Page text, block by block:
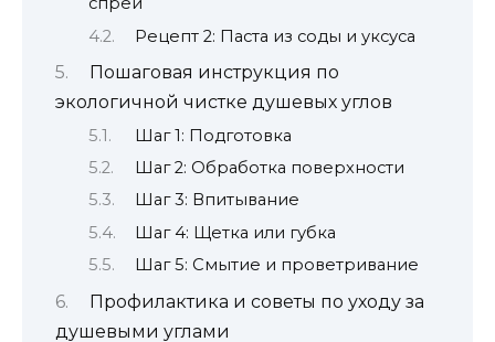
Рецепт 2: Паста из соды и уксуса
Пошаговая инструкция по
экологичной чистке душевых углов
Шаг 1: Подготовка
Шаг 2: Обработка поверхности
Шаг 3: Впитывание
Шаг 4: Щетка или губка
Шаг 5: Смытие и проветривание
Профилактика и советы по уходу за
душевыми углами